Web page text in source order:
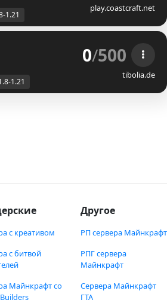
play.coastcraft.net
1.21
0/500
tibolia.de
1.21
с креативом
с битвой
Майнкрафт со
Другое
РП сервера Майнкрафт
РПГ сервера
Майнкрафт
Сервера Майнкрафт
ГТА